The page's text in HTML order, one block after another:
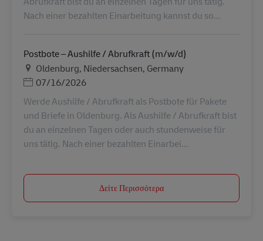
Nach einer bezahlten Einarbeitung kannst du so...
Postbote – Aushilfe / Abrufkraft (m/w/d)
Τοποθεσία
Oldenburg, Niedersachsen, Germany
Ημερομηνία Ανάρτησης
07/16/2026
Werde Aushilfe / Abrufkraft als Postbote für Pakete
und Briefe in Oldenburg. Als Aushilfe / Abrufkraft bist
du an einzelnen Tagen oder auch stundenweise für
uns tätig. Nach einer bezahlten Einarbei...
Δείτε Περισσότερα